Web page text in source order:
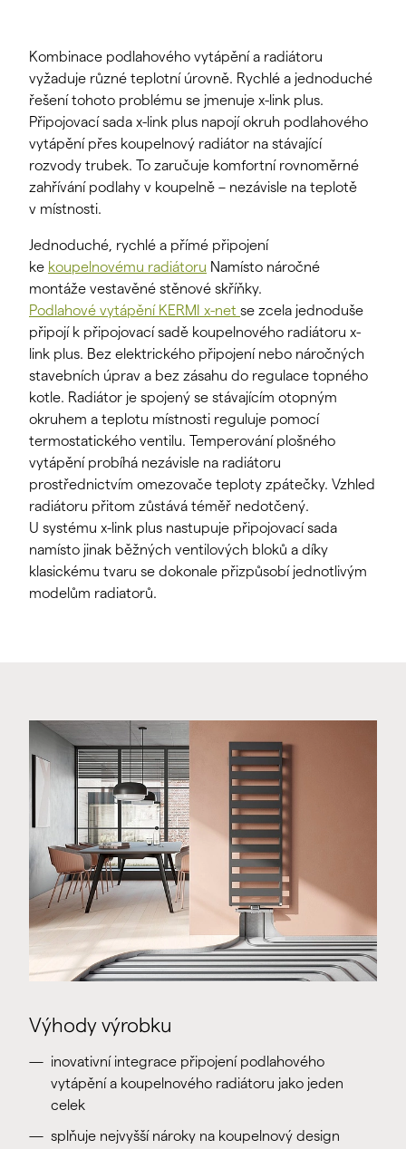
Kombinace podlahového vytápění a radiátoru
vyžaduje různé teplotní úrovně. Rychlé a jednoduché
řešení tohoto problému se jmenuje x-link plus.
Připojovací sada x-link plus napojí okruh podlahového
vytápění přes koupelnový radiátor na stávající
rozvody trubek. To zaručuje komfortní rovnoměrné
zahřívání podlahy v koupelně – nezávisle na teplotě
v místnosti.
Jednoduché, rychlé a přímé připojení
ke koupelnovému radiátoru Namísto náročné
montáže vestavěné stěnové skříňky.
Podlahové vytápění KERMI x-net se zcela jednoduše
připojí k připojovací sadě koupelnového radiátoru x-
link plus. Bez elektrického připojení nebo náročných
stavebních úprav a bez zásahu do regulace topného
kotle. Radiátor je spojený se stávajícím otopným
okruhem a teplotu místnosti reguluje pomocí
termostatického ventilu. Temperování plošného
vytápění probíhá nezávisle na radiátoru
prostřednictvím omezovače teploty zpátečky. Vzhled
radiátoru přitom zůstává téměř nedotčený.
U systému x-link plus nastupuje připojovací sada
namísto jinak běžných ventilových bloků a díky
klasickému tvaru se dokonale přizpůsobí jednotlivým
modelům radiatorů.
Výhody výrobku
inovativní integrace připojení podlahového
vytápění a koupelnového radiátoru jako jeden
celek
splňuje nejvyšší nároky na koupelnový design